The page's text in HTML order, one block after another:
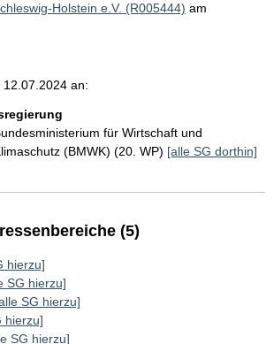
Holstein e.V. (R005444) am
an:
für Wirtschaft und
(BMWK) (20. WP) [alle SG dorthin]
(5)
hierzu]
SG hierzu]
SG hierzu]
hierzu]
SG hierzu]